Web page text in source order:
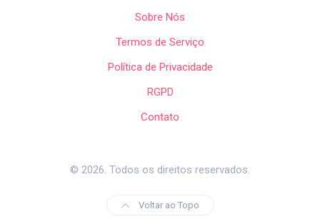
Sobre Nós
Termos de Serviço
Política de Privacidade
RGPD
Contato
© 2026. Todos os direitos reservados.
Voltar ao Topo